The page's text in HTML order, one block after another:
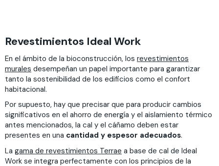
Revestimientos Ideal Work
En el ámbito de la bioconstrucción, los revestimientos
murales desempeñan un papel importante para garantizar
tanto la sostenibilidad de los edificios como el confort
habitacional.
Por supuesto, hay que precisar que para producir cambios
significativos en el ahorro de energía y el aislamiento térmico
antes mencionados, la cal y el cáñamo deben estar
presentes en una cantidad y espesor adecuados.
La gama de revestimientos Terrae a base de cal de Ideal
Work se integra perfectamente con los principios de la